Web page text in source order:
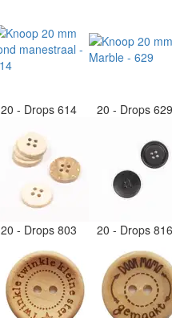
20 - Drops 614 20 - Drops
20 - Drops 803 20 - Drops